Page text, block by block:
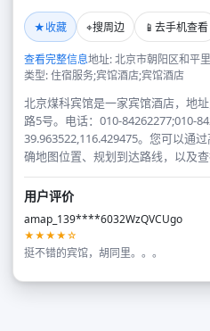
★收藏 ⌖搜周边 📱 去手机查看
查看完整信息地址: 北京市朝阳区和平
类型: 住宿服务;宾馆酒店;宾馆酒店
北京煤科宾馆是一家宾馆酒店，地
路5号。电话：010-84262277;010-
39.963522,116.429475。您可以通
确地图位置、规划到达路线，以及查
用户评价
amap_139****6032WzQVCUgo
★★★★☆
挺不错的宾馆，胡同里。。。